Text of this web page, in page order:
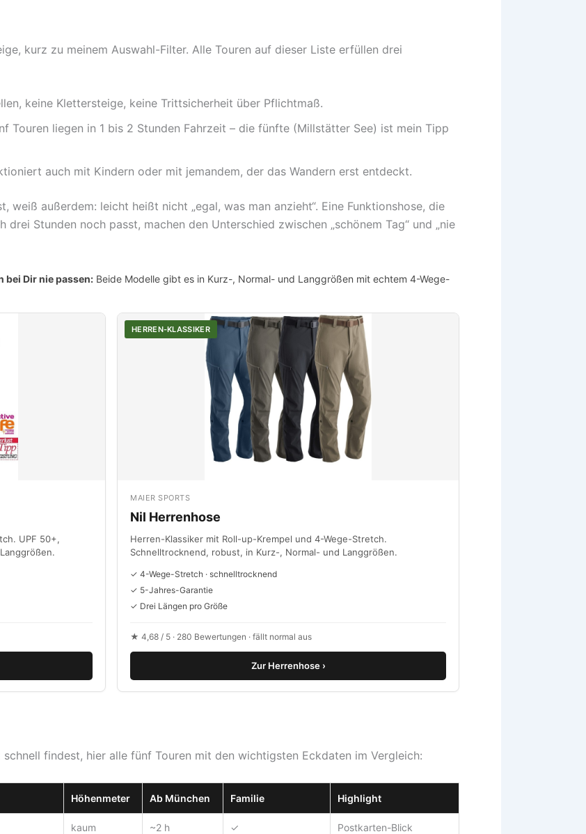
kurz zu meinem Auswahl-Filter. Alle Touren auf dieser Liste erfüllen drei
keine Klettersteige, keine Trittsicherheit über Pflichtmaß.
Touren liegen in 1 bis 2 Stunden Fahrzeit – die fünfte (Millstätter See) ist mein Tipp
auch mit Kindern oder mit jemandem, der das Wandern erst entdeckt.
weiß außerdem: leicht heißt nicht „egal, was man anzieht“. Eine Funktionshose, die
Stunden noch passt, machen den Unterschied zwischen „schönem Tag“ und „nie
bei Dir nie passen: Beide Modelle gibt es in Kurz-, Normal- und Langgrößen mit echtem 4-Wege-
UPF 50+,
HERREN-KLASSIKER
MAIER SPORTS
Nil Herrenhose
Herren-Klassiker mit Roll-up-Krempel und 4-Wege-Stretch.
Schnelltrocknend, robust, in Kurz-, Normal- und Langgrößen.
✓ 4-Wege-Stretch · schnelltrocknend
✓ 5-Jahres-Garantie
✓ Drei Längen pro Größe
★ 4,68 / 5 · 280 Bewertungen · fällt normal aus
Zur Herrenhose ›
findest, hier alle fünf Touren mit den wichtigsten Eckdaten im Vergleich:
Höhenmeter Ab München Familie Highlight
kaum ~2 h ✓ Postkarten-Blick